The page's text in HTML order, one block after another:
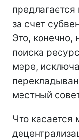
предлагается
за счет
Это, конечно,
поиска
мере,
местный
Что касается